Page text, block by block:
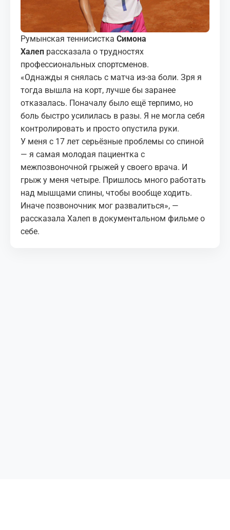
Румынская теннисистка Симона
Халеп рассказала о трудностях
профессиональных спортсменов.
«Однажды я снялась с матча из-за боли. Зря я
тогда вышла на корт, лучше бы заранее
отказалась. Поначалу было ещё терпимо, но
боль быстро усилилась в разы. Я не могла себя
контролировать и просто опустила руки.
У меня с 17 лет серьёзные проблемы со спиной
— я самая молодая пациентка с
межпозвоночной грыжей у своего врача. И
грыж у меня четыре. Пришлось много работать
над мышцами спины, чтобы вообще ходить.
Иначе позвоночник мог развалиться», —
рассказала Халеп в документальном фильме о
себе.